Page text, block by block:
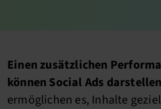
Einen zusätzlichen
können Social Ads
ermöglichen es, Inhalte